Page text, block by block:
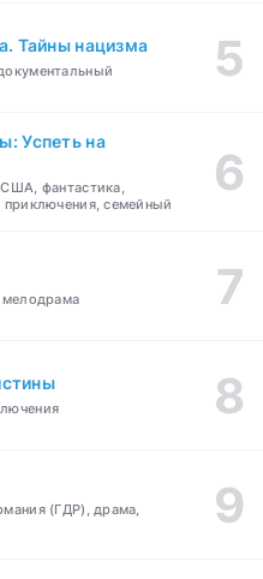
Тайны нацизма
Успеть на
фантастика,
семейный
мелодрама
(ГДР), драма,